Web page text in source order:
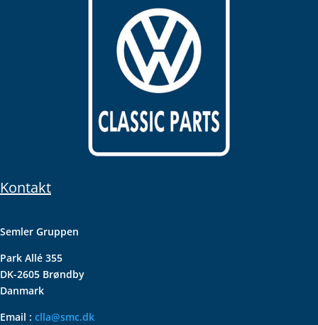
Kontakt
Semler Gruppen
Park Allé 355
DK-2605 Brøndby
Danmark
Email : clla@smc.dk